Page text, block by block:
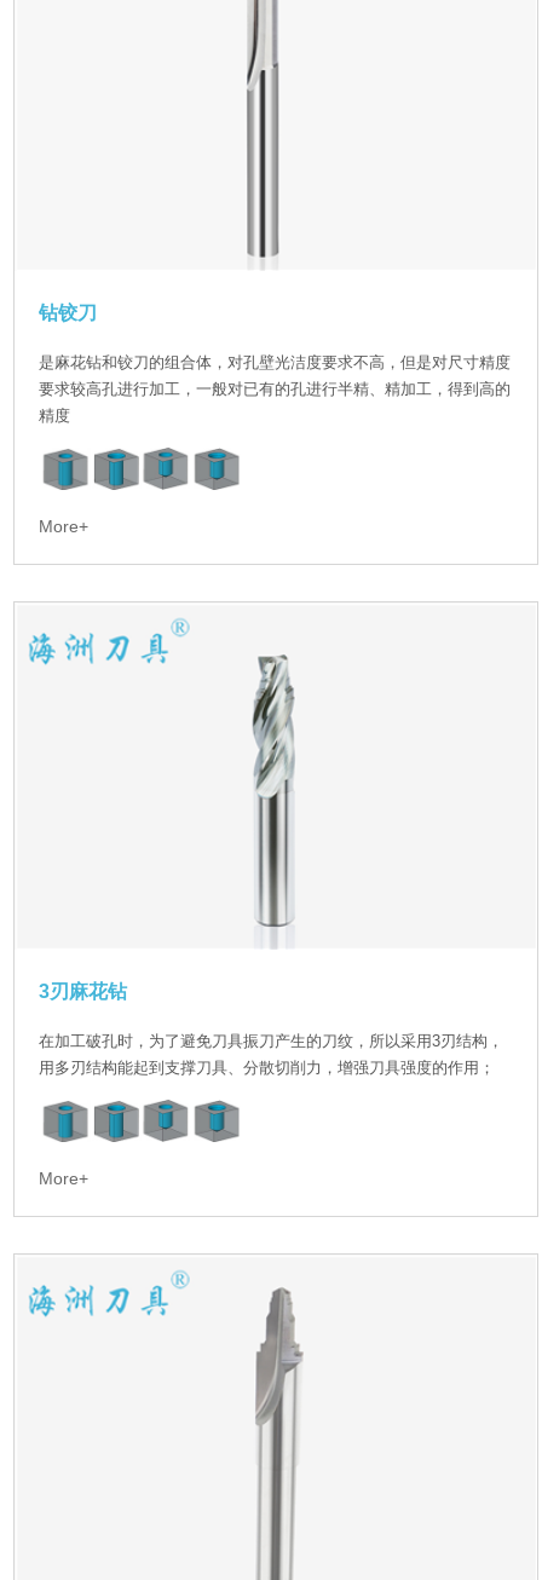
钻铰刀
是麻花钻和铰刀的组合体，对孔壁光洁度要求不高，但是对尺寸精度
要求较高孔进行加工，一般对已有的孔进行半精、精加工，得到高的
精度
More+
3刃麻花钻
在加工破孔时，为了避免刀具振刀产生的刀纹，所以采用3刃结构，
用多刃结构能起到支撑刀具、分散切削力，增强刀具强度的作用；
More+